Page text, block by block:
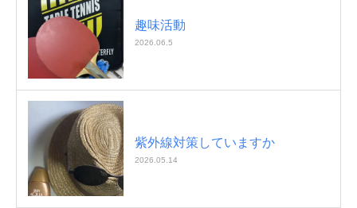
趣味活動
2026.06.5
紫外線対策していますか
2026.05.14